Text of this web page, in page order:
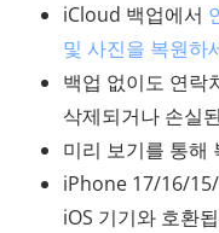
iCloud 백업에서
및 사진을 복원하
백업 없이도 연락
삭제되거나 손실
미리 보기를 통해
iPhone 17/16/
iOS 기기와 호환